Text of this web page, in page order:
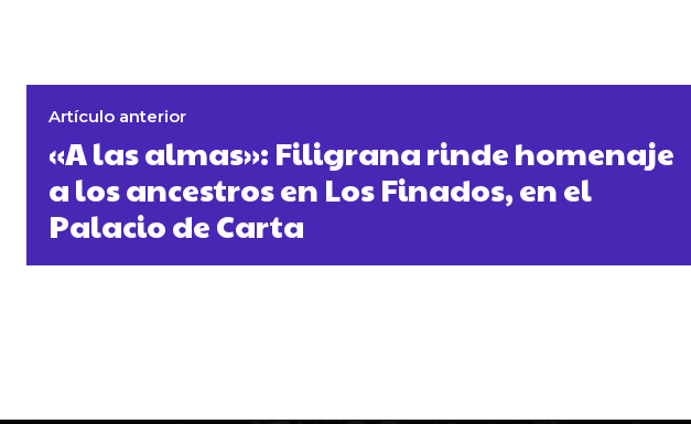
Artículo anterior
«A las almas»: Filigrana rinde homenaje
a los ancestros en Los Finados, en el
Palacio de Carta